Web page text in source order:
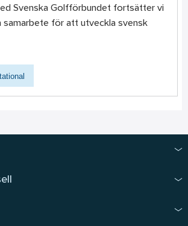
Svenska Golfförbundet fortsätter vi
samarbete för att utveckla svensk